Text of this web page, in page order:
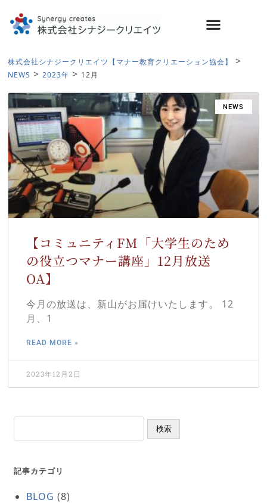
株式会社シナジークリエイツ【マナー教育クリエーション協会】 >
NEWS >2023年 > 12月
NEWS
【コミュニティFM「大学生のため
の役立つマナー講座」12月放送
OA】
今月の放送は、新山がお届けいたします。 12
月、1
READ MORE »
2023年12月2日
検索
記事カテゴリ
BLOG (8)